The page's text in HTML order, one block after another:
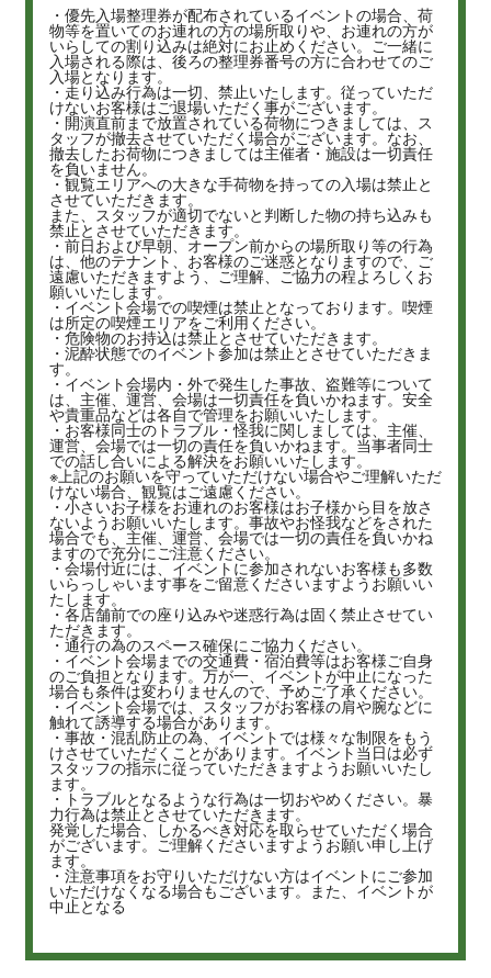
・優先入場整理券が配布されているイベントの場合、荷
物等を置いてのお連れの方の場所取りや、お連れの方が
いらしての割り込みは絶対にお止めください。ご一緒に
入場される際は、後ろの整理券番号の方に合わせてのご
入場となります。
・走り込み行為は一切、禁止いたします。従っていただ
けないお客様はご退場いただく事がございます。
・開演直前まで放置されている荷物につきましては、ス
タッフが撤去させていただく場合がございます。なお、
撤去したお荷物につきましては主催者・施設は一切責任
を負いません。
・観覧エリアへの大きな手荷物を持っての入場は禁止と
させていただきます。
また、スタッフが適切でないと判断した物の持ち込みも
禁止とさせていただきます。
・前日および早朝、オープン前からの場所取り等の行為
は、他のテナント、お客様のご迷惑となりますので、ご
遠慮いただきますよう、ご理解、ご協力の程よろしくお
願いいたします。
・イベント会場での喫煙は禁止となっております。喫煙
は所定の喫煙エリアをご利用ください。
・危険物のお持込は禁止とさせていただきます。
・泥酔状態でのイベント参加は禁止とさせていただきま
す。
・イベント会場内・外で発生した事故、盗難等について
は、主催、運営、会場は一切責任を負いかねます。安全
や貴重品などは各自で管理をお願いいたします。
・お客様同士のトラブル・怪我に関しましては、主催、
運営、会場では一切の責任を負いかねます。当事者同士
での話し合いによる解決をお願いいたします。
※上記のお願いを守っていただけない場合やご理解いただ
けない場合、観覧はご遠慮ください。
・小さいお子様をお連れのお客様はお子様から目を放さ
ないようお願いいたします。事故やお怪我などをされた
場合でも、主催、運営、会場では一切の責任を負いかね
ますので充分にご注意ください。
・会場付近には、イベントに参加されないお客様も多数
いらっしゃいます事をご留意くださいますようお願いい
たします。
・各店舗前での座り込みや迷惑行為は固く禁止させてい
ただきます。
・通行の為のスペース確保にご協力ください。
・イベント会場までの交通費・宿泊費等はお客様ご自身
のご負担となります。万が一、イベントが中止になった
場合も条件は変わりませんので、予めご了承ください。
・イベント会場では、スタッフがお客様の肩や腕などに
触れて誘導する場合があります。
・事故・混乱防止の為、イベントでは様々な制限をもう
けさせていただくことがあります。イベント当日は必ず
スタッフの指示に従っていただきますようお願いいたし
ます。
・トラブルとなるような行為は一切おやめください。暴
力行為は禁止とさせていただきます。
発覚した場合、しかるべき対応を取らせていただく場合
がございます。ご理解くださいますようお願い申し上げ
ます。
・注意事項をお守りいただけない方はイベントにご参加
いただけなくなる場合もございます。また、イベントが
中止となる